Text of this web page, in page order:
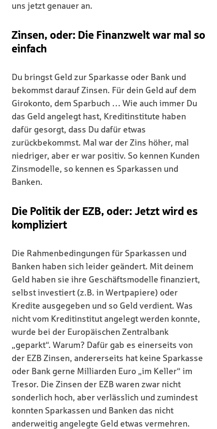
uns jetzt genauer an.
Zinsen, oder: Die Finanzwelt war mal so
einfach
Du bringst Geld zur Sparkasse oder Bank und
bekommst darauf Zinsen. Für dein Geld auf dem
Girokonto, dem Sparbuch … Wie auch immer Du
das Geld angelegt hast, Kreditinstitute haben
dafür gesorgt, dass Du dafür etwas
zurückbekommst. Mal war der Zins höher, mal
niedriger, aber er war positiv. So kennen Kunden
Zinsmodelle, so kennen es Sparkassen und
Banken.
Die Politik der EZB, oder: Jetzt wird es
kompliziert
Die Rahmenbedingungen für Sparkassen und
Banken haben sich leider geändert. Mit deinem
Geld haben sie ihre Geschäftsmodelle finanziert,
selbst investiert (z.B. in Wertpapiere) oder
Kredite ausgegeben und so Geld verdient. Was
nicht vom Kreditinstitut angelegt werden konnte,
wurde bei der Europäischen Zentralbank
„geparkt“. Warum? Dafür gab es einerseits von
der EZB Zinsen, andererseits hat keine Sparkasse
oder Bank gerne Milliarden Euro „im Keller“ im
Tresor. Die Zinsen der EZB waren zwar nicht
sonderlich hoch, aber verlässlich und zumindest
konnten Sparkassen und Banken das nicht
anderweitig angelegte Geld etwas vermehren.